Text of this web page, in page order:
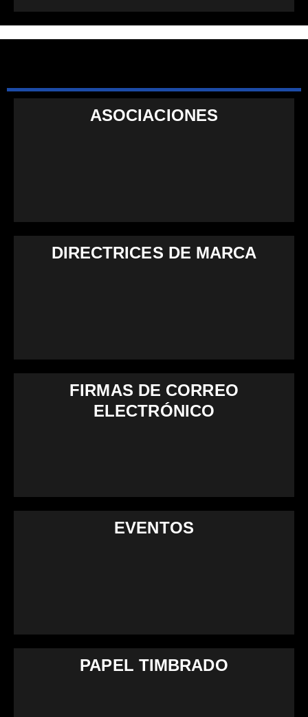
ASOCIACIONES
DIRECTRICES DE MARCA
FIRMAS DE CORREO
ELECTRÓNICO
EVENTOS
PAPEL TIMBRADO